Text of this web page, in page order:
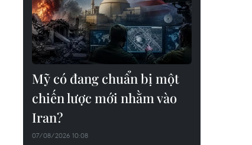
Mỹ có đang chuẩn bị một
chiến lược mới nhằm vào
Iran?
07/08/2026 10:08